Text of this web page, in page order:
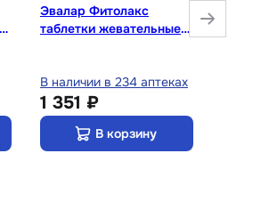
Эвалар Фитолакс
таблетки жевательные
В наличии в 234 аптеках
1 351 ₽
В корзину